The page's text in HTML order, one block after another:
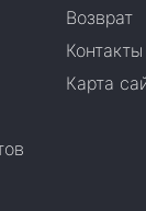
Возврат
Контакты
Карта